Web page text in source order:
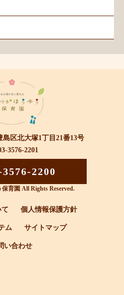
島区北大塚1丁目21番13号
3576-2201
2200
育園 All Rights Reserved.
個人情報保護方針
ム サイトマップ
い合わせ